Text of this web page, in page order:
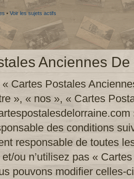
• Voir les sujets actifs
Anciennes
Cartes Postales
», « nos », « Cartes
des conditions
responsable de toutes
et/ou n’utilisez pas «
pouvons modifier celles-